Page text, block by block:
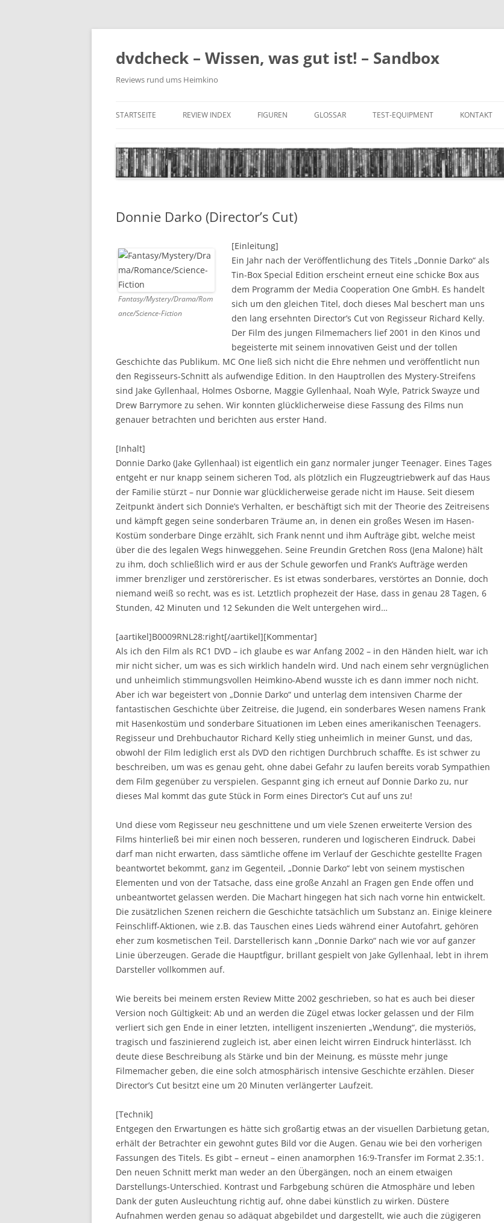
Zum
springen
dvdcheck – Wissen, was gut ist! – Sandbox
Reviews rund ums Heimkino
STARTSEITE REVIEW INDEX
4K BLU-RAY DISC
DOWNLOAD
HD-DVD
SONSTIGES
FIGUREN GLOSSAR
BILD & TON
TEST-EQUIPMENT KONTAKT
IMPRESSUM
Donnie Darko (Director’s Cut)
Fantasy/Mystery/Drama/Rom
ance/Science-Fiction
[Einleitung]
Ein Jahr nach der Veröffentlichung des Titels „Donnie Darko“ als
Tin-Box Special Edition erscheint erneut eine schicke Box aus
dem Programm der Media Cooperation One GmbH. Es handelt
sich um den gleichen Titel, doch dieses Mal beschert man uns
den lang ersehnten Director’s Cut von Regisseur Richard Kelly.
Der Film des jungen Filmemachers lief 2001 in den Kinos und
begeisterte mit seinem innovativen Geist und der tollen
Geschichte das Publikum. MC One ließ sich nicht die Ehre nehmen und veröffentlicht nun
den Regisseurs-Schnitt als aufwendige Edition. In den Hauptrollen des Mystery-Streifens
sind Jake Gyllenhaal, Holmes Osborne, Maggie Gyllenhaal, Noah Wyle, Patrick Swayze und
Drew Barrymore zu sehen. Wir konnten glücklicherweise diese Fassung des Films nun
genauer betrachten und berichten aus erster Hand.
[Inhalt]
Donnie Darko (Jake Gyllenhaal) ist eigentlich ein ganz normaler junger Teenager. Eines Tages
entgeht er nur knapp seinem sicheren Tod, als plötzlich ein Flugzeugtriebwerk auf das Haus
der Familie stürzt – nur Donnie war glücklicherweise gerade nicht im Hause. Seit diesem
Zeitpunkt ändert sich Donnie’s Verhalten, er beschäftigt sich mit der Theorie des Zeitreisens
und kämpft gegen seine sonderbaren Träume an, in denen ein großes Wesen im Hasen-
Kostüm sonderbare Dinge erzählt, sich Frank nennt und ihm Aufträge gibt, welche meist
über die des legalen Wegs hinweggehen. Seine Freundin Gretchen Ross (Jena Malone) hält
zu ihm, doch schließlich wird er aus der Schule geworfen und Frank’s Aufträge werden
immer brenzliger und zerstörerischer. Es ist etwas sonderbares, verstörtes an Donnie, doch
niemand weiß so recht, was es ist. Letztlich prophezeit der Hase, dass in genau 28 Tagen, 6
Stunden, 42 Minuten und 12 Sekunden die Welt untergehen wird…
[aartikel]B0009RNL28:right[/aartikel][Kommentar]
Als ich den Film als RC1 DVD – ich glaube es war Anfang 2002 – in den Händen hielt, war ich
mir nicht sicher, um was es sich wirklich handeln wird. Und nach einem sehr vergnüglichen
und unheimlich stimmungsvollen Heimkino-Abend wusste ich es dann immer noch nicht.
Aber ich war begeistert von „Donnie Darko“ und unterlag dem intensiven Charme der
fantastischen Geschichte über Zeitreise, die Jugend, ein sonderbares Wesen namens Frank
mit Hasenkostüm und sonderbare Situationen im Leben eines amerikanischen Teenagers.
Regisseur und Drehbuchautor Richard Kelly stieg unheimlich in meiner Gunst, und das,
obwohl der Film lediglich erst als DVD den richtigen Durchbruch schaffte. Es ist schwer zu
beschreiben, um was es genau geht, ohne dabei Gefahr zu laufen bereits vorab Sympathien
dem Film gegenüber zu verspielen. Gespannt ging ich erneut auf Donnie Darko zu, nur
dieses Mal kommt das gute Stück in Form eines Director’s Cut auf uns zu!
Und diese vom Regisseur neu geschnittene und um viele Szenen erweiterte Version des
Films hinterließ bei mir einen noch besseren, runderen und logischeren Eindruck. Dabei
darf man nicht erwarten, dass sämtliche offene im Verlauf der Geschichte gestellte Fragen
beantwortet bekommt, ganz im Gegenteil, „Donnie Darko“ lebt von seinem mystischen
Elementen und von der Tatsache, dass eine große Anzahl an Fragen gen Ende offen und
unbeantwortet gelassen werden. Die Machart hingegen hat sich nach vorne hin entwickelt.
Die zusätzlichen Szenen reichern die Geschichte tatsächlich um Substanz an. Einige kleinere
Feinschliff-Aktionen, wie z.B. das Tauschen eines Lieds während einer Autofahrt, gehören
eher zum kosmetischen Teil. Darstellerisch kann „Donnie Darko“ nach wie vor auf ganzer
Linie überzeugen. Gerade die Hauptfigur, brillant gespielt von Jake Gyllenhaal, lebt in ihrem
Darsteller vollkommen auf.
Wie bereits bei meinem ersten Review Mitte 2002 geschrieben, so hat es auch bei dieser
Version noch Gültigkeit: Ab und an werden die Zügel etwas locker gelassen und der Film
verliert sich gen Ende in einer letzten, intelligent inszenierten „Wendung“, die mysteriös,
tragisch und faszinierend zugleich ist, aber einen leicht wirren Eindruck hinterlässt. Ich
deute diese Beschreibung als Stärke und bin der Meinung, es müsste mehr junge
Filmemacher geben, die eine solch atmosphärisch intensive Geschichte erzählen. Dieser
Director’s Cut besitzt eine um 20 Minuten verlängerter Laufzeit.
[Technik]
Entgegen den Erwartungen es hätte sich großartig etwas an der visuellen Darbietung getan,
erhält der Betrachter ein gewohnt gutes Bild vor die Augen. Genau wie bei den vorherigen
Fassungen des Titels. Es gibt – erneut – einen anamorphen 16:9-Transfer im Format 2.35:1.
Den neuen Schnitt merkt man weder an den Übergängen, noch an einem etwaigen
Darstellungs-Unterschied. Kontrast und Farbgebung schüren die Atmosphäre und leben
Dank der guten Ausleuchtung richtig auf, ohne dabei künstlich zu wirken. Düstere
Aufnahmen werden genau so adäquat abgebildet und dargestellt, wie auch die zügigeren